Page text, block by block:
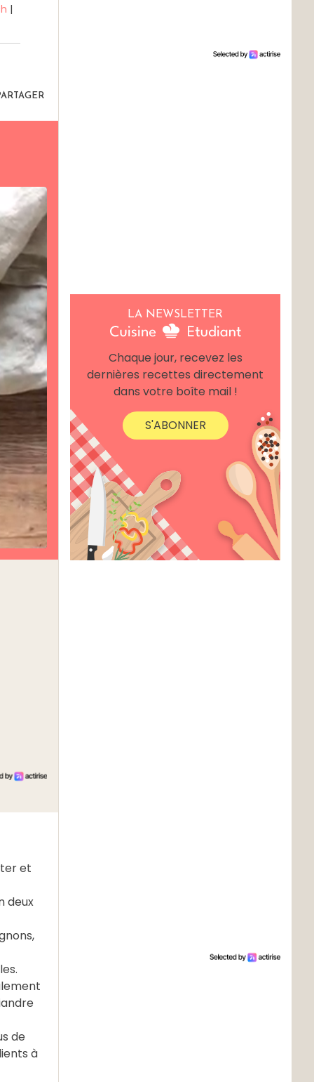
|
et
deux
de
à
LA NEWSLETTER
Chaque jour, recevez les
dernières recettes directement
dans votre boîte mail !
S'ABONNER